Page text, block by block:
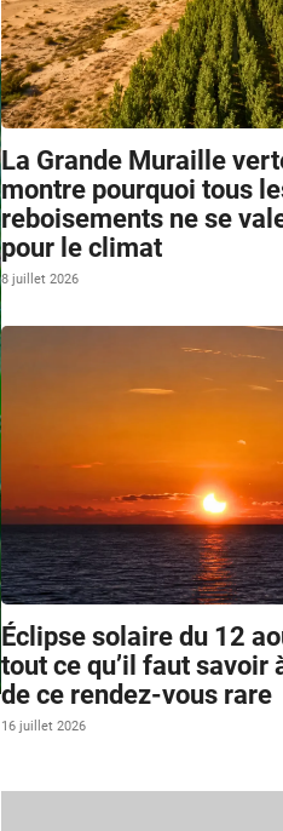
La Grande Muraille
montre pourquoi tous
reboisements ne se
pour le climat
8 juillet 2026
Éclipse solaire du 12
tout ce qu’il faut savoir
de ce rendez-vous rare
16 juillet 2026